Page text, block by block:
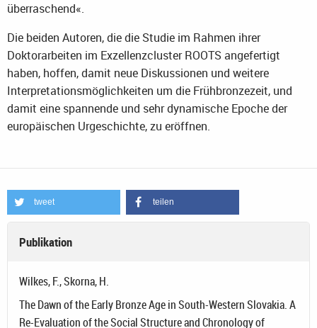
überraschend«.
Die beiden Autoren, die die Studie im Rahmen ihrer
Doktorarbeiten im Exzellenzcluster ROOTS angefertigt
haben, hoffen, damit neue Diskussionen und weitere
Interpretationsmöglichkeiten um die Frühbronzezeit, und
damit eine spannende und sehr dynamische Epoche der
europäischen Urgeschichte, zu eröffnen.
tweet teilen
Publikation
Wilkes, F., Skorna, H.
The Dawn of the Early Bronze Age in South-Western Slovakia. A
Re-Evaluation of the Social Structure and Chronology of